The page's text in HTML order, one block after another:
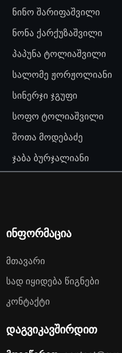
ნინო შარიფაშვილი
ნონა ქარქუზაშვილი
პაპუნა ტოლიაშვილი
სალომე ჟორჟოლიანი
სინერჯი ჯგუფი
სოფო ტოლიაშვილი
შოთა მოდებაძე
ჯაბა ბურჯალიანი
ინფორმაცია
Მთავარი
Სად Იყიდება Წიგნები
Კონტაქტი
დაგვიკავშირდით